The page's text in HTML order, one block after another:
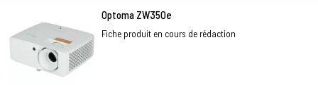
Optoma ZW350e
Fiche produit en cours de rédaction